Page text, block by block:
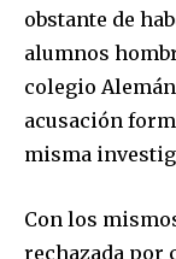
obstante de
alumnos
colegio
acusación
misma
Con los
rechazada por